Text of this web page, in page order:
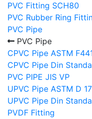
PVC Fitting SCH80
PVC Rubber Ring
PVC Pipe
PVC Pipe
CPVC Pipe ASTM
CPVC Pipe Din
PVC PIPE JIS VP
UPVC Pipe ASTM D
UPVC Pipe Din
PVDF Fitting